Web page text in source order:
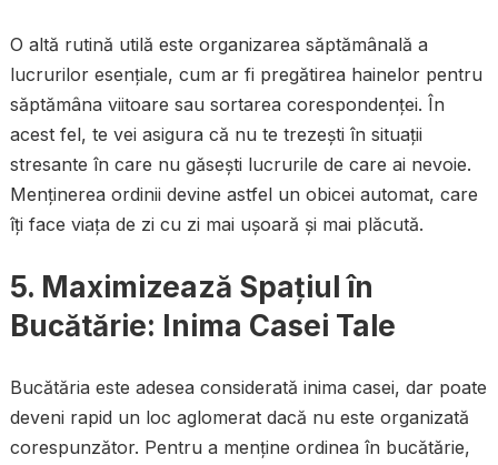
O altă rutină utilă este organizarea săptămânală a
lucrurilor esențiale, cum ar fi pregătirea hainelor pentru
săptămâna viitoare sau sortarea corespondenței. În
acest fel, te vei asigura că nu te trezești în situații
stresante în care nu găsești lucrurile de care ai nevoie.
Menținerea ordinii devine astfel un obicei automat, care
îți face viața de zi cu zi mai ușoară și mai plăcută.
5. Maximizează Spațiul în
Bucătărie: Inima Casei Tale
Bucătăria este adesea considerată inima casei, dar poate
deveni rapid un loc aglomerat dacă nu este organizată
corespunzător. Pentru a menține ordinea în bucătărie,